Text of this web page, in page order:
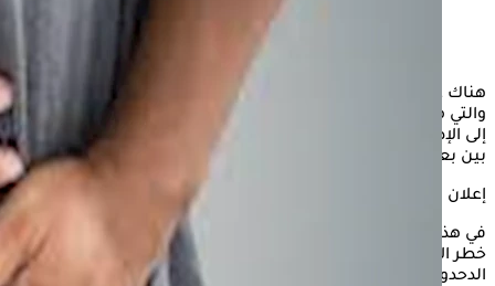
هناك عوامل متعددة قد تزيد من خطر الإصابة بالأمراض المُزمنة،
والتي من بينها سرطان الكبد، وبالرغم من أنه لا يوجد سبب مباشر
إلى الإصابة بسرطان
إلا أن بعض الأبحاث تشير إلى وجود صلة
بين بعض الأطعمة وزيادة خطر الإصابة بسرطان الكبد.
إعلان
في هذا الشأن يستعرض "الكونسلتو" بعض الأطعمة التي تزيد من
خطر الإصابة بسرطان الكبد، وذلك وفقًا لما ذكرته الدكتورة أسماء
الدحدوح استشاري التحاليل والتغذية العلاجية.